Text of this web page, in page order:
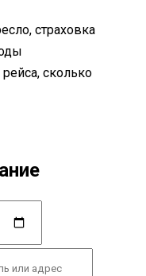
страховка
сколько